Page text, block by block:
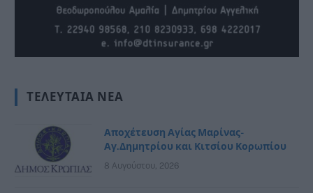
ΤΕΛΕΥΤΑΊΑ ΝΈΑ
Αποχέτευση Αγίας Μαρίνας-
Αγ.Δημητρίου και Κιτσίου Κορωπίου
8 Αυγούστου, 2026